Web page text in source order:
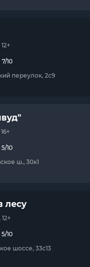
7/10
переулок, 2с9
5/10
ш., 30к1
лесу
5/10
шоссе, 33с13